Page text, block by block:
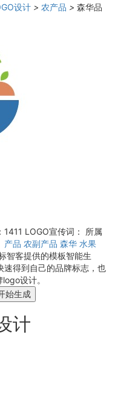
设计 > 农产品 > 森华品
1411 LOGO宣传词：
所属
产品 农副产品 森华 水果
智客提供的模板智能生
速得到自己的品牌标志，也
设计。
始生成
计